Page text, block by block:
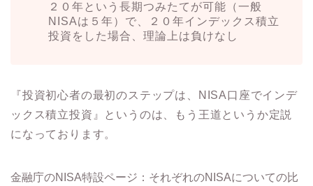
２０年という長期つみたてが可能（一般
NISAは５年）で、２０年インデックス積立
投資をした場合、理論上は負けなし
『投資初心者の最初のステップは、NISA口座でインデ
ックス積立投資』というのは、もう王道というか定説
になっております。
金融庁のNISA特設ページ：それぞれのNISAについての比